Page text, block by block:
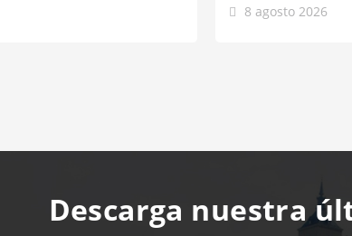
8 agosto 2026
Descarga nuestra